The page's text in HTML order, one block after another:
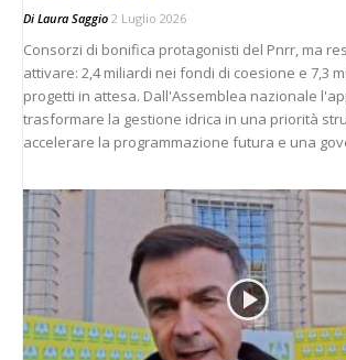
Di Laura Saggio 2 Luglio 2026
Consorzi di bonifica protagonisti del Pnrr, ma
attivare: 2,4 miliardi nei fondi di coesione e 7,3
progetti in attesa. Dall'Assemblea nazionale
trasformare la gestione idrica in una priorità
accelerare la programmazione futura e una